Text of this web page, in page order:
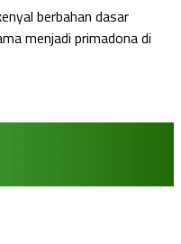
berbahan dasar
menjadi primadona di